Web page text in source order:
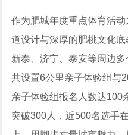
作为肥城年度重点体育活
道设计与深厚的肥桃文化底
新泰、济宁、泰安等周边
共设置6公里亲子体验组与
亲子体验组报名人数达100
突破300人，近500名选手